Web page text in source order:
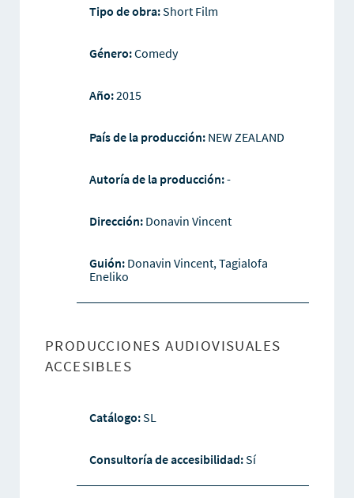
Tipo de obra:Short Film
Género:Comedy
Año:2015
País de la producción: NEW ZEALAND
Autoría de la producción:-
Dirección: Donavin Vincent
Guión: Donavin Vincent, Tagialofa
Eneliko
PRODUCCIONES AUDIOVISUALES
ACCESIBLES
Catálogo:SL
Consultoría de accesibilidad:Sí